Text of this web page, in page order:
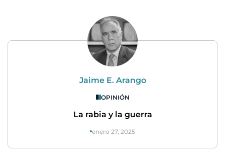
Jaime E. Arango
OPINIÓN
La rabia y la guerra
enero 27, 2025